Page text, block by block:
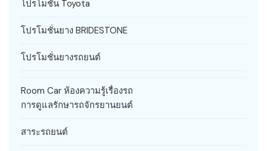
โปรโมชั่น Toyota
โปรโมชั่นยาง BRIDESTONE
โปรโมชั่นยางรถยนต์
Room Car ห้องความรู้เรื่องรถ
การดูแลรักษารถจักรยานยนต์
สาระรถยนต์